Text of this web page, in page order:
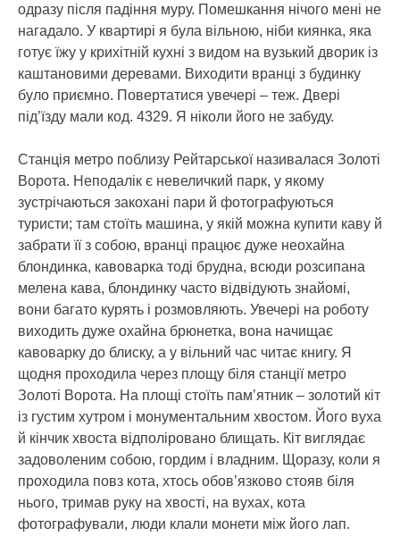
одразу після падіння муру. Помешкання нічого мені не
нагадало. У квартирі я була вільною, ніби киянка, яка
готує їжу у крихітній кухні з видом на вузький дворик із
каштановими деревами. Виходити вранці з будинку
було приємно. Повертатися увечері – теж. Двері
під’їзду мали код. 4329. Я ніколи його не забуду.
Станція метро поблизу Рейтарської називалася Золоті
Ворота. Неподалік є невеличкий парк, у якому
зустрічаються закохані пари й фотографуються
туристи; там стоїть машина, у якій можна купити каву й
забрати її з собою, вранці працює дуже неохайна
блондинка, кавоварка тоді брудна, всюди розсипана
мелена кава, блондинку часто відвідують знайомі,
вони багато курять і розмовляють. Увечері на роботу
виходить дуже охайна брюнетка, вона начищає
кавоварку до блиску, а у вільний час читає книгу. Я
щодня проходила через площу біля станції метро
Золоті Ворота. На площі стоїть пам’ятник – золотий кіт
із густим хутром і монументальним хвостом. Його вуха
й кінчик хвоста відполіровано блищать. Кіт виглядає
задоволеним собою, гордим і владним. Щоразу, коли я
проходила повз кота, хтось обов’язково стояв біля
нього, тримав руку на хвості, на вухах, кота
фотографували, люди клали монети між його лап.